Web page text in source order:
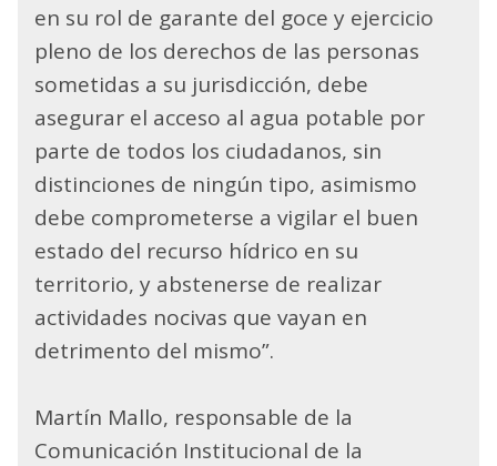
en su rol de garante del goce y ejercicio
pleno de los derechos de las personas
sometidas a su jurisdicción, debe
asegurar el acceso al agua potable por
parte de todos los ciudadanos, sin
distinciones de ningún tipo, asimismo
debe comprometerse a vigilar el buen
estado del recurso hídrico en su
territorio, y abstenerse de realizar
actividades nocivas que vayan en
detrimento del mismo”.
Martín Mallo, responsable de la
Comunicación Institucional de la